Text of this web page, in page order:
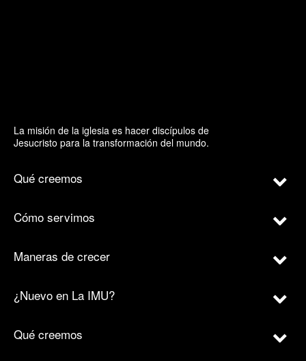
La misión de la iglesia es hacer discípulos de
Jesucristo para la transformación del mundo.
Qué creemos
Cómo servimos
Maneras de crecer
¿Nuevo en La IMU?
Qué creemos